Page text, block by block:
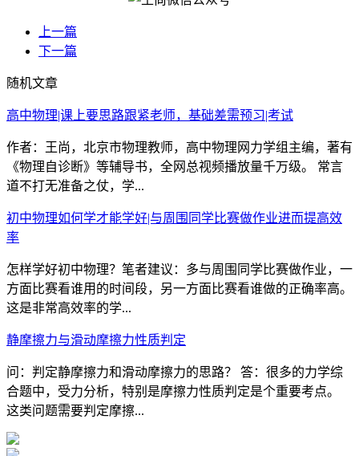
上一篇
下一篇
随机文章
高中物理|课上要思路跟紧老师，基础差需预习|考试
作者：王尚，北京市物理教师，高中物理网力学组主编，著有
《物理自诊断》等辅导书，全网总视频播放量千万级。 常言
道不打无准备之仗，学...
初中物理如何学才能学好|与周围同学比赛做作业进而提高效
率
怎样学好初中物理？笔者建议：多与周围同学比赛做作业，一
方面比赛看谁用的时间段，另一方面比赛看谁做的正确率高。
这是非常高效率的学...
静摩擦力与滑动摩擦力性质判定
问：判定静摩擦力和滑动摩擦力的思路？ 答：很多的力学综
合题中，受力分析，特别是摩擦力性质判定是个重要考点。
这类问题需要判定摩擦...